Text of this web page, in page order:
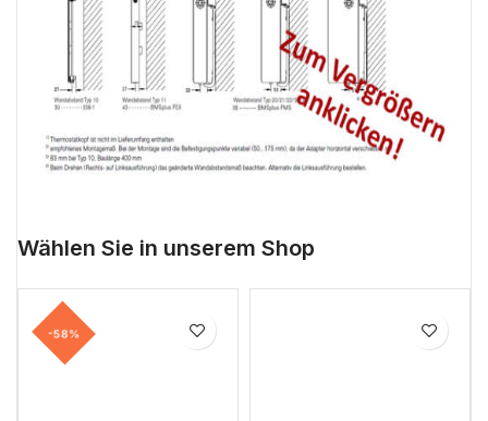
Wählen Sie in unserem Shop
-58%